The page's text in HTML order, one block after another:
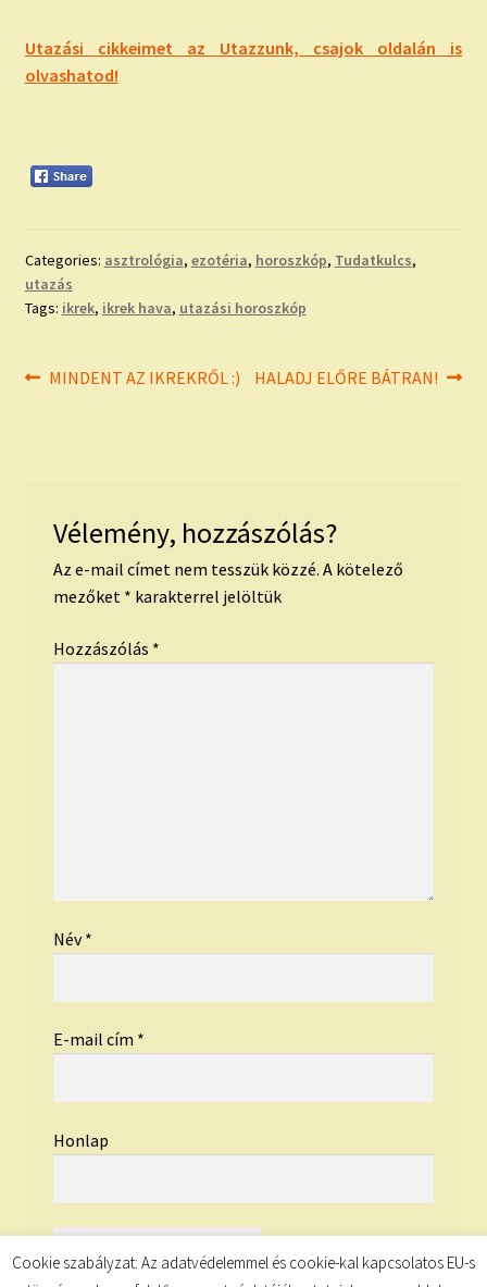
Utazási cikkeimet az Utazzunk, csajok oldalán is
olvashatod!
Categories: asztrológia, ezotéria, horoszkóp, Tudatkulcs,
utazás
Tags: ikrek, ikrek hava, utazási horoszkóp
Bejegyzés
Previous
MINDENT AZ IKREKRŐL :)
Next
HALADJ ELŐRE BÁTRAN!
Vélemény, hozzászólás?
Az e-mail címet nem tesszük közzé. A kötelező
mezőket * karakterrel jelöltük
Hozzászólás *
Név*
E-mail cím *
Honlap
Cookie szabályzat: Az adatvédelemmel és cookie-kal kapcsolatos EU-s